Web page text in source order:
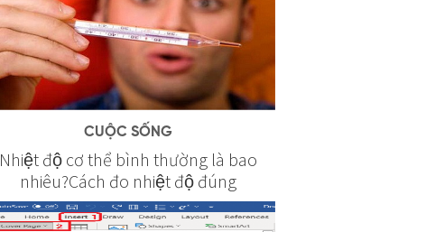
CUỘC SỐNG
Nhiệt độ cơ thể bình thường là bao
nhiêu?Cách đo nhiệt độ đúng